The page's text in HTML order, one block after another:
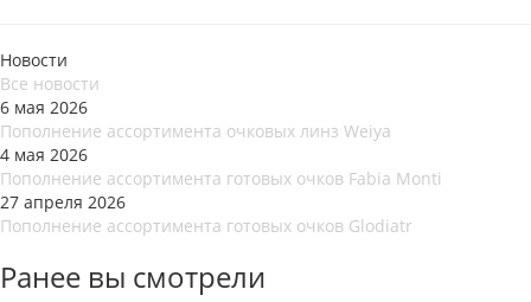
Новости
Все новости
6 мая 2026
Пополнение ассортимента очковых линз Weiya
4 мая 2026
Пополнение ассортимента готовых очков Fabia Monti
27 апреля 2026
Пополнение ассортимента готовых очков Glodiatr
Ранее вы смотрели